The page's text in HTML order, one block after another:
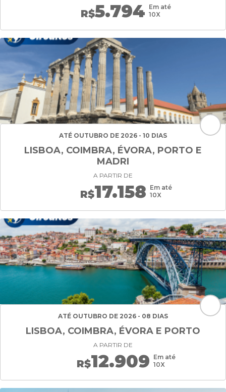
R$5.794 Em até
10X
ATÉ OUTUBRO DE 2026 - 10 DIAS
LISBOA, COIMBRA, ÉVORA, PORTO E
MADRI
A PARTIR DE
R$17.158 Em até
10X
ATÉ OUTUBRO DE 2026 - 08 DIAS
LISBOA, COIMBRA, ÉVORA E PORTO
A PARTIR DE
R$12.909 Em até
10X